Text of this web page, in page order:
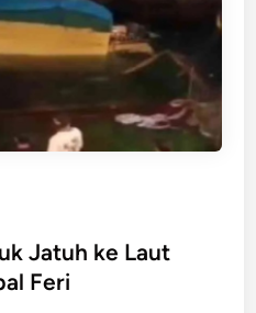
Jatuh ke Laut
Feri